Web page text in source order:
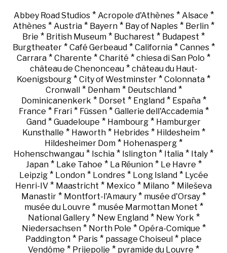
Abbey Road Studios* Acropole d'Athènes* Alsace *
Athènes * Austria * Bayern * Bay of Naples * Berlin *
Brie * British Museum * Bucharest * Budapest *
Burgtheater* Café Gerbeaud* California* Cannes*
Carrara * Charente * Charité * chiesa di San Polo *
château de Chenonceau* château du Haut-
Koenigsbourg * City of Westminster * Colonnata *
Cronwall* Denham* Deutschland*
Dominicanenkerk * Dorset * England* España*
France * Frari* Füssen* Gallerie dell'Accademia*
Gand * Guadeloupe * Hambourg * Hamburger
Kunsthalle * Haworth* Hebrides* Hildesheim*
Hildesheimer Dom * Hohenasperg *
Hohenschwangau * Ischia * Islington * Italia * Italy *
Japan* Lake Tahoe * La Réunion* Le Havre *
Leipzig* London* Londres* Long Island* Lycée
Henri-IV * Maastricht * Mexico * Milano * Mileševa
Manastir * Montfort-l'Amaury * musée d'Orsay *
musée du Louvre * musée Marmottan Monet *
National Gallery* New England* New York *
Niedersachsen* North Pole * Opéra-Comique *
Paddington * Paris * passage Choiseul * place
Vendôme * Prijepolje * pyramide du Louvre *